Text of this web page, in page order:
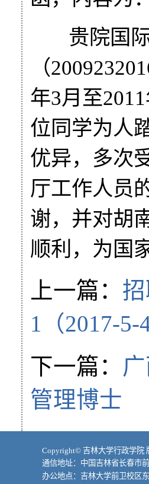
贵院国
（
年3月至2011
位同学为人
优异，多次
厅工作人员
谢，并对胡
顺利，为国
上一篇：
1（2017-
下一篇：
管理博士
Copyright© 吉林大学行政学院
通信地址：中国吉林省长春市
办公地点：吉林大学前卫校区